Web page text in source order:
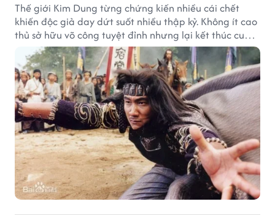
Thế giới Kim Dung từng chứng kiến nhiều cái chết
khiến độc giả day dứt suốt nhiều thập kỷ. Không ít cao
thủ sở hữu võ công tuyệt đỉnh nhưng lại kết thúc cuộc
đời trong hoàn cảnh đầy tiếc nuối.